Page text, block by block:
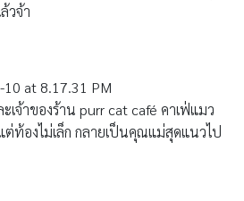
วจ้า
เจ้าของร้าน purr cat café คาเฟ่แมว
ท้องไม่เล็ก กลายเป็นคุณแม่สุดแนวไป